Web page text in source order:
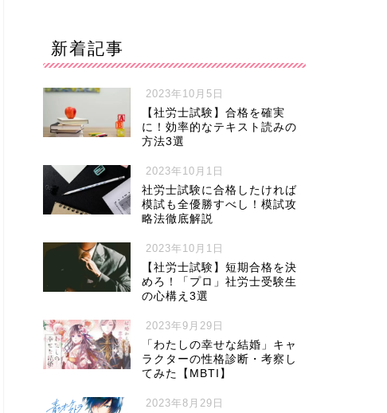
新着記事
2023年10月5日
【社労士試験】合格を確実
に！効率的なテキスト読みの
方法3選
2023年10月1日
社労士試験に合格したければ
模試も全優勝すべし！模試攻
略法徹底解説
2023年10月1日
【社労士試験】短期合格を決
めろ！「プロ」社労士受験生
の心構え3選
2023年9月29日
「わたしの幸せな結婚」キャ
ラクターの性格診断・考察し
てみた【MBTI】
2023年8月29日